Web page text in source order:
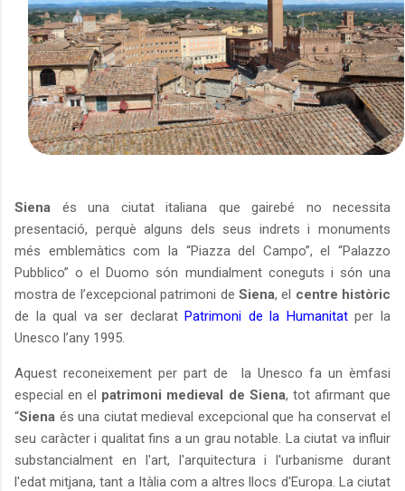
Siena és una ciutat italiana que gairebé no necessita
presentació, perquè alguns dels seus indrets i monuments
més emblemàtics com la “Piazza del Campo”, el “Palazzo
Pubblico” o el Duomo són mundialment coneguts i són una
mostra de l’excepcional patrimoni de Siena, el centre històric
de la qual va ser declaratPatrimoni de la Humanitatper la
Unesco l’any 1995.
Aquest reconeixement per part de
la Unesco fa un èmfasi
especial en el patrimoni medieval de Siena, tot afirmant que
“Siena és una ciutat medieval excepcional que ha conservat el
seu caràcter i qualitat fins a un grau notable. La ciutat va influir
substancialment en l'art, l'arquitectura i l'urbanisme durant
l'edat mitjana, tant a Itàlia com a altres llocs d'Europa. La ciutat